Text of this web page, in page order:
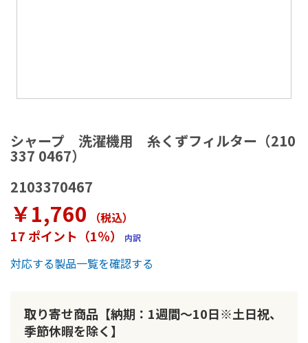
シャープ 洗濯機用 糸くずフィルター（210
337 0467）
2103370467
￥1,760 （税込）
17 ポイント（1％） 内訳
対応する製品一覧を確認する
取り寄せ商品【納期：1週間～10日※土日祝、
季節休暇を除く】
メ
ー
ジ
ャ
リ
ー
の
最
初
動
す
る